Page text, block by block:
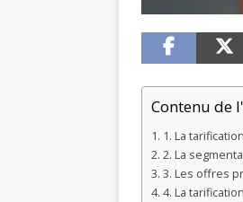
Contenu de
1. La
2. La
3. Les offres
4. La